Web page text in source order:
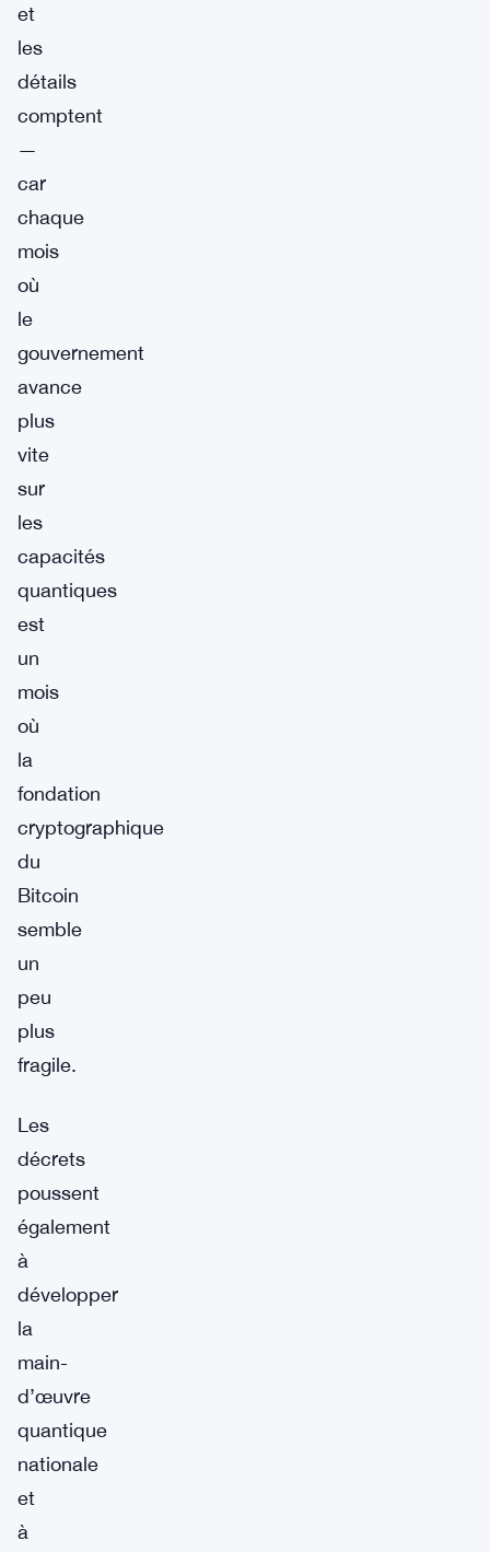
et
les
détails
comptent
—
car
chaque
mois
où
le
gouvernement
avance
plus
vite
sur
les
capacités
quantiques
est
un
mois
où
la
fondation
cryptographique
du
Bitcoin
semble
un
peu
plus
fragile.
Les
décrets
poussent
également
à
développer
la
main-
d’œuvre
quantique
nationale
et
à